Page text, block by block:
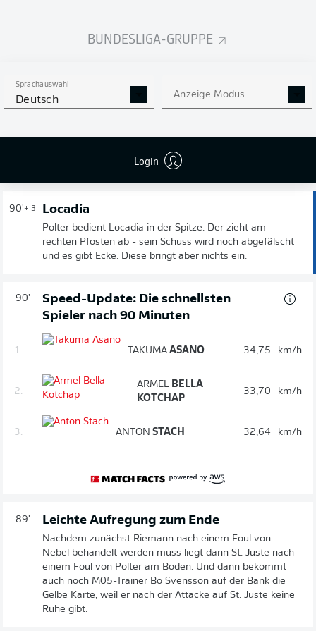
BUNDESLIGA-GRUPPE
Sprachauswahl
Deutsch Anzeige Modus
Login
KARIM ONISIWO
90'+ 4 Wechsel
AARÓN MARTÍN
90'+ 3 Locadia
Polter bedient Locadia in der Spitze. Der zieht am
rechten Pfosten ab - sein Schuss wird noch abgefälscht
und es gibt Ecke. Diese bringt aber nichts ein.
90'
Speed-Update: Die schnellsten
Spieler nach 90 Minuten
1. TAKUMA ASANO 34,75 km/h
2.
ARMEL BELLA
KOTCHAP
33,70 km/h
3. ANTON STACH 32,64 km/h
89' Leichte Aufregung zum Ende
Nachdem zunächst Riemann nach einem Foul von
Nebel behandelt werden muss liegt dann St. Juste nach
einem Foul von Polter am Boden. Und dann bekommt
auch noch M05-Trainer Bo Svensson auf der Bank die
Gelbe Karte, weil er nach der Attacke auf St. Juste keine
Ruhe gibt.